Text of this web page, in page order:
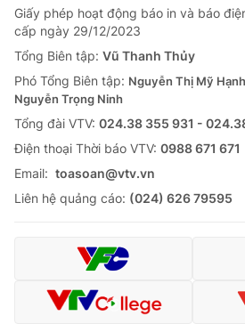
Giấy phép hoạt động báo in và báo
cấp ngày 29/12/2023
Tổng Biên tập: Vũ Thanh Thủy
Phó Tổng Biên tập: Nguyễn Thị Mỹ
Nguyễn Trọng Ninh
Tổng đài VTV: 024.38 355 931 -
Ðiện thoại Thời báo VTV: 0988 671 671
Email: toasoan@vtv.vn
Liên hệ quảng cáo: (024) 626 79595